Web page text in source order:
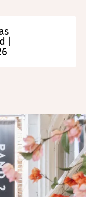
|